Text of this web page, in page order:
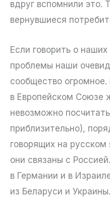
вдруг вспомнили это.
вернувшиеся
Если говорить о
проблемы наши
сообщество
в Европейском Союзе
невозможно
приблизительно),
говорящих на
они связаны с
в Германии и в
из Беларуси и